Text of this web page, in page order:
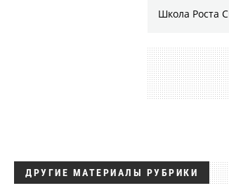
Школа Роста
ДРУГИЕ МАТЕРИАЛЫ РУБРИКИ